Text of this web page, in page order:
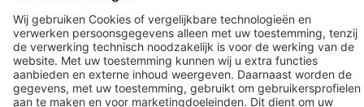
Dräger klantenservice
Over Dräger